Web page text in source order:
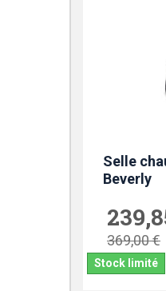
Selle
Beverly
369,00 €
Stock limité